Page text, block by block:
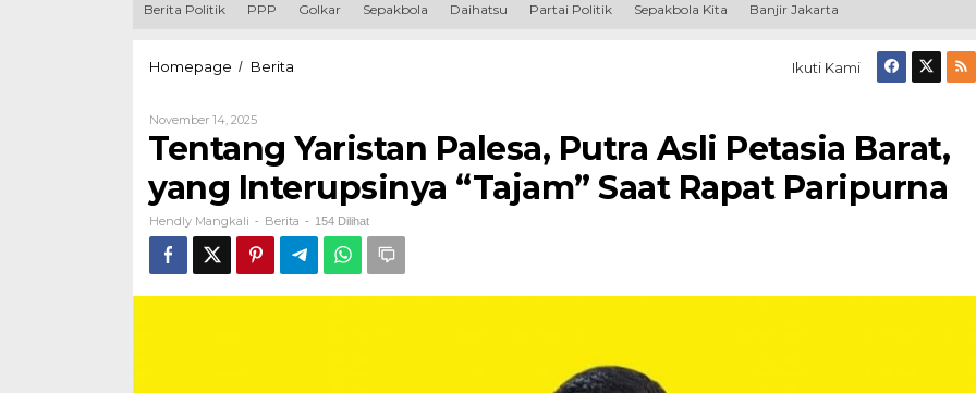
Berita Politik PPP Golkar Sepakbola Daihatsu Partai Politik Sepakbola Kita Banjir Jakarta
Homepage / Berita
Asli
Petasia
Barat,
yang
Interupsinya
"Tajam"
Saat
Paripurna
Ikuti Kami
November 14, 2025Oleh
Hendly
Mangkali
Tentang Yaristan Palesa, Putra Asli Petasia Barat,
yang Interupsinya “Tajam” Saat Rapat Paripurna
Hendly Mangkali - Berita - 154 Dilihat